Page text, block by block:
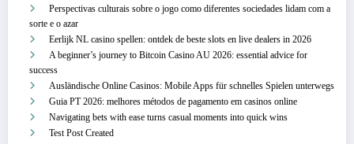
Perspectivas culturais sobre o jogo como diferentes sociedades lidam com a
sorte e o azar
Eerlijk NL casino spellen: ontdek de beste slots en live dealers in 2026
A beginner’s journey to Bitcoin Casino AU 2026: essential advice for
success
Ausländische Online Casinos: Mobile Apps für schnelles Spielen unterwegs
Guia PT 2026: melhores métodos de pagamento em casinos online
Navigating bets with ease turns casual moments into quick wins
Test Post Created